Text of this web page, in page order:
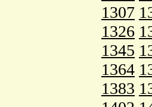
1307
1326
1345
1364
1383